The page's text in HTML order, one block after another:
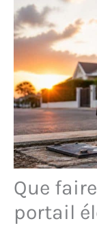
Que
portail